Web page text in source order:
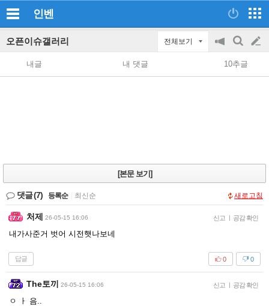
인벤
오픈이슈갤러리 전체보기
공
지
on/off
검
색
글
쓰
내글 내 댓글 10추글
[본문 보기]
댓글(7) 등록순 최신순 새로고침
처제 26-05-15 16:06 신고 | 공감 확인
내가사준거 벗어 시전햇나보네
답글 0
0
The토끼 26-05-15 16:06 신고 | 공감 확인
ㅇ ㅏ 음..